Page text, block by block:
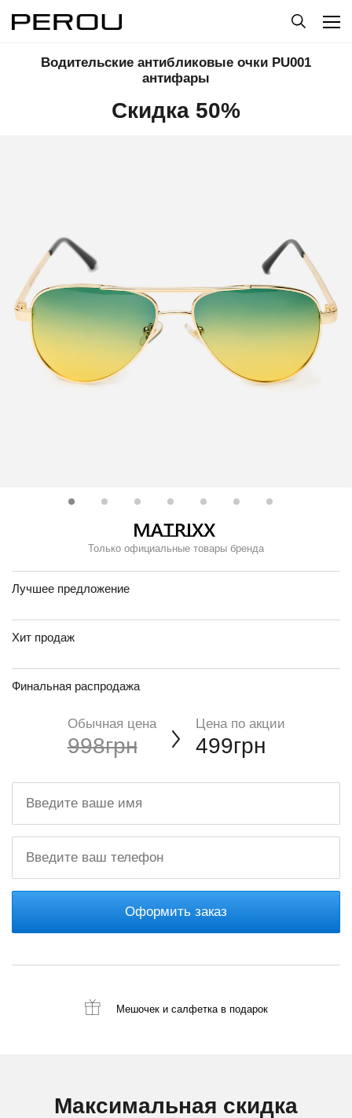
Водительские антибликовые очки PU001
антифары
Скидка 50%
Только официальные товары бренда
Лучшее предложение
Хит продаж
Финальная распродажа
Обычная цена
998грн
Цена по акции
499грн
Оформить заказ
Мешочек и салфеткав подарок
Максимальная скидка